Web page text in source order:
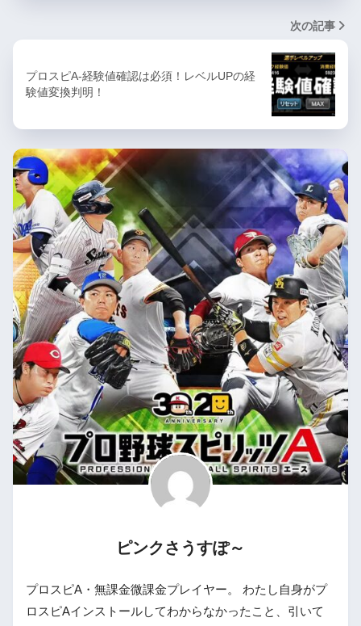
次の記事
プロスピA-経験値確認は必須！レベルUPの経
験値変換判明！
ピンクさうすぽ～
プロスピA・無課金微課金プレイヤー。 わたし自身がプ
ロスピAインストールしてわからなかったこと、引いて